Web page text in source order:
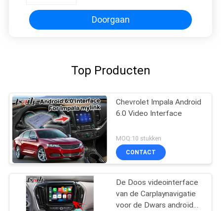
Doorgaan
Top Producten
Chevrolet Impala Android
6.0 Video Interface
MOQ:10 stukken
CONTACT
De Doos videointerface
van de Carplaynavigatie
voor de Dwars androïde